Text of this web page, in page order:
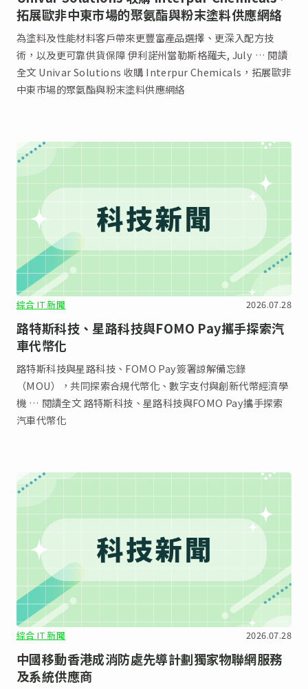
拓展歐非中東市場的聚氨酯與粉末塗料供應網絡
為塗料及性能材料客戶帶來更豐富產品選擇、更深入配方技
術，以及更可靠供貨保障 伊利諾州當勒斯格羅夫, July … 閱讀
全文 Univar Solutions 收購 Interpur Chemicals，拓展歐非
中東市場的聚氨酯與粉末塗料供應網絡
綜合 IT 新聞 2026.07.28
路特斯科技、星路科技與FOMO Pay攜手探索汽
車代幣化
路特斯科技與星路科技、FOMO Pay簽署諒解備忘錄
（MOU），共同探索合規代幣化、數字支付與創新代幣經濟學
機 … 閱讀全文 路特斯科技、星路科技與FOMO Pay攜手探索
汽車代幣化
綜合 IT 新聞 2026.07.28
中國移動香港成消防處先導計劃獨家物聯網服務
及系統供應商